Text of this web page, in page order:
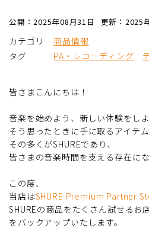
公開：2025年08月31日 更新：2025
カテゴリ
商品情報
タグ
PA・レコーディング
皆さまこんにちは！
音楽を始めよう、新しい体験をしよ
そう思ったときに手に取るアイテム
その多くがSHUREであり、
皆さまの音楽時間を支える存在にな
この度、
当店はSHURE Premium Partner
SHUREの商品をたくさん試せるお
をバックアップいたします。